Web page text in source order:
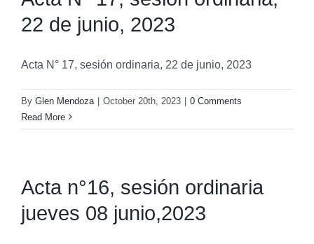
22 de junio, 2023
Acta N° 17, sesión ordinaria, 22 de junio, 2023
By Glen Mendoza October 20th, 2023
0 Comments
Read More
Acta n°16, sesión ordinaria
jueves 08 junio,2023